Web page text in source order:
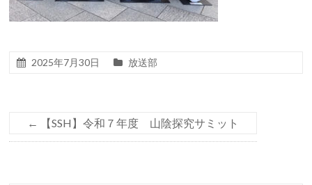
2025年7月30日 放送部
← 【SSH】令和７年度 山陰探究サミット